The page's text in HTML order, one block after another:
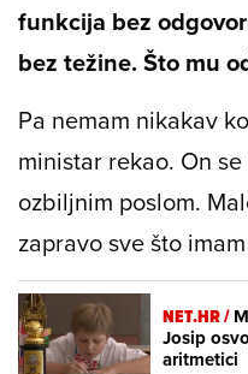
funkcija bez
bez težine. Što mu
Pa nemam nikakav
ministar rekao. On
ozbiljnim poslom.
zapravo sve što
NET.HR /
Josip
aritmetici